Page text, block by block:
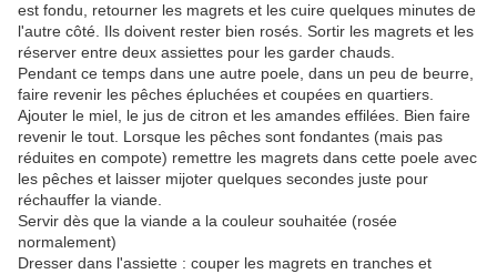
est fondu, retourner les magrets et les cuire quelques minutes de
l'autre côté. Ils doivent rester bien rosés. Sortir les magrets et les
réserver entre deux assiettes pour les garder chauds.
Pendant ce temps dans une autre poele, dans un peu de beurre,
faire revenir les pêches épluchées et coupées en quartiers.
Ajouter le miel, le jus de citron et les amandes effilées. Bien faire
revenir le tout. Lorsque les pêches sont fondantes (mais pas
réduites en compote) remettre les magrets dans cette poele avec
les pêches et laisser mijoter quelques secondes juste pour
réchauffer la viande.
Servir dès que la viande a la couleur souhaitée (rosée
normalement)
Dresser dans l'assiette : couper les magrets en tranches et